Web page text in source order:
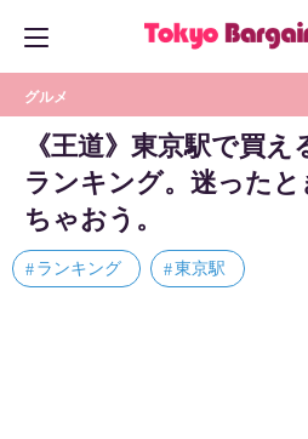
グルメ
《王道》東京駅で買え
ランキング。迷った
ちゃおう。
ランキング 東京駅